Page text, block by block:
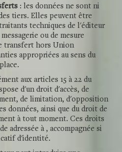
: les données ne sont ni
tiers. Elles peuvent être
techniques de l'éditeur
ou de mesure
transfert hors Union
appropriées au sens du
aux articles 15 à 22 du
d'un droit d'accès, de
de limitation, d'opposition
données, ainsi que du droit de
à tout moment. Ces droits
adressée à , accompagnée si
d'identité.